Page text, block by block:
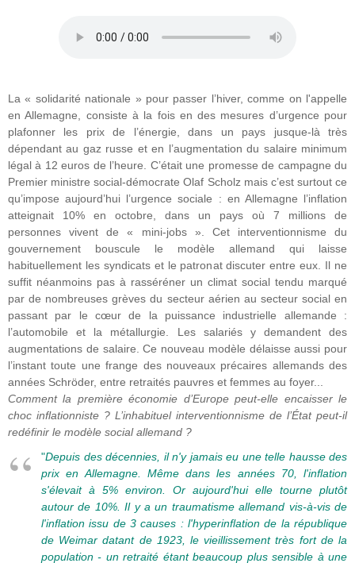
La « solidarité nationale » pour passer l’hiver, comme on l'appelle
en Allemagne, consiste à la fois en des mesures d’urgence pour
plafonner les prix de l’énergie, dans un pays jusque-là très
dépendant au gaz russe et en l’augmentation du salaire minimum
légal à 12 euros de l’heure. C’était une promesse de campagne du
Premier ministre social-démocrate Olaf Scholz mais c’est surtout ce
qu’impose aujourd’hui l’urgence sociale : en Allemagne l’inflation
atteignait 10% en octobre, dans un pays où 7 millions de
personnes vivent de « mini-jobs ». Cet interventionnisme du
gouvernement bouscule le modèle allemand qui laisse
habituellement les syndicats et le patronat discuter entre eux. Il ne
suffit néanmoins pas à rasséréner un climat social tendu marqué
par de nombreuses grèves du secteur aérien au secteur social en
passant par le cœur de la puissance industrielle allemande :
l’automobile et la métallurgie. Les salariés y demandent des
augmentations de salaire. Ce nouveau modèle délaisse aussi pour
l’instant toute une frange des nouveaux précaires allemands des
années Schröder, entre retraités pauvres et femmes au foyer...
Comment la première économie d’Europe peut-elle encaisser le
choc inflationniste ? L’inhabituel interventionnisme de l’État peut-il
redéfinir le modèle social allemand ?
"Depuis des décennies, il n'y jamais eu une telle hausse des
prix en Allemagne. Même dans les années 70, l'inflation
s'élevait à 5% environ. Or aujourd'hui elle tourne plutôt
autour de 10%. Il y a un traumatisme allemand vis-à-vis de
l'inflation issu de 3 causes : l'hyperinflation de la république
de Weimar datant de 1923, le vieillissement très fort de la
population - un retraité étant beaucoup plus sensible à une